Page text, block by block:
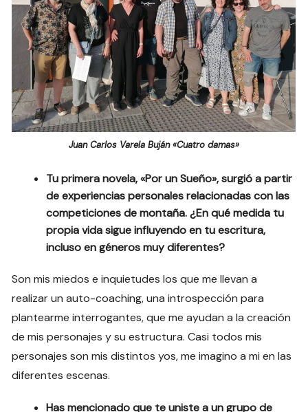
Juan Carlos Varela Buján «Cuatro damas»
Tu primera novela, «Por un Sueño», surgió a partir
de experiencias personales relacionadas con las
competiciones de montaña. ¿En qué medida tu
propia vida sigue influyendo en tu escritura,
incluso en géneros muy diferentes?
Son mis miedos e inquietudes los que me llevan a
realizar un auto-coaching, una introspección para
plantearme interrogantes, que me ayudan a la creación
de mis personajes y su estructura. Casi todos mis
personajes son mis distintos yos, me imagino a mi en las
diferentes escenas.
Has mencionado que te uniste a un grupo de